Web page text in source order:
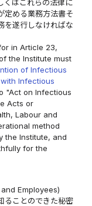
くはこれらの法律に
定める業務方法書そ
を遂行しなければな
in Article 23,
the Institute must
of Infectious
Infectious
"Act on Infectious
Acts or
Labour and
method
the Institute, and
for the
Employees)
ることのできた秘密